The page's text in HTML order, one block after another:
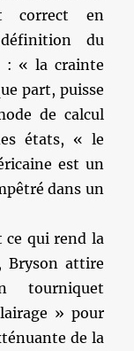
correct en
du
: « la crainte
part, puisse
de calcul
états, « le
est un
dans un
ce qui rend la
Bryson attire
» pour
de la